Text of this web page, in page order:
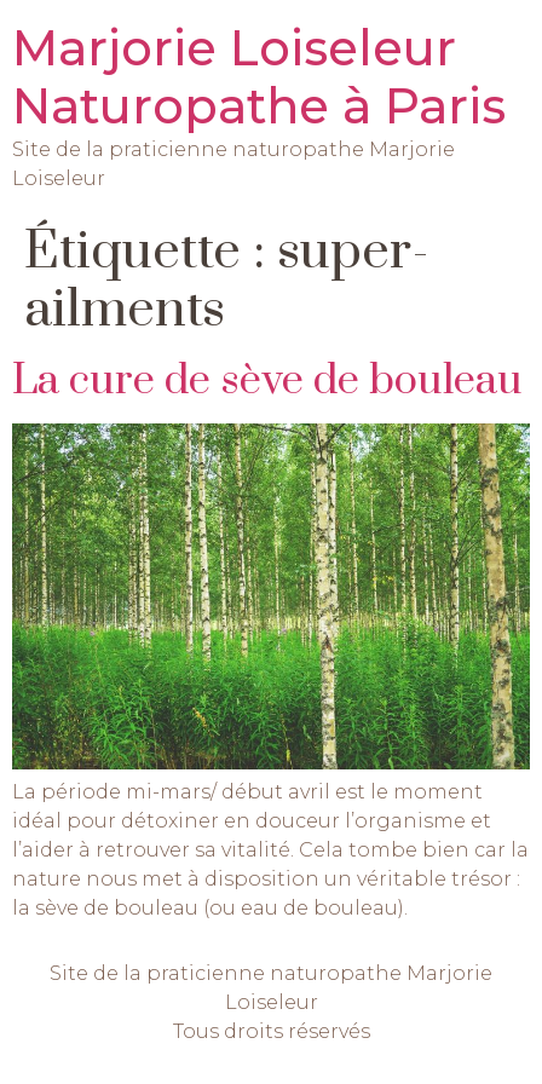
Marjorie Loiseleur
Naturopathe à Paris
Site de la praticienne naturopathe Marjorie
Loiseleur
Étiquette : super-
ailments
La cure de sève de bouleau
La période mi-mars/ début avril est le moment
idéal pour détoxiner en douceur l’organisme et
l’aider à retrouver sa vitalité. Cela tombe bien car la
nature nous met à disposition un véritable trésor :
la sève de bouleau (ou eau de bouleau).
Site de la praticienne naturopathe Marjorie
Loiseleur
Tous droits réservés